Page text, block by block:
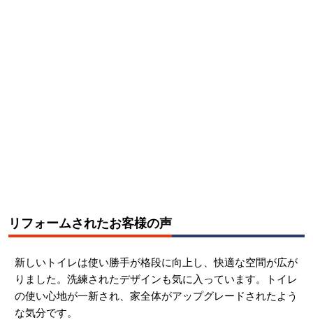
リフォームされたお客様の声
新しいトイレは使い勝手が格段に向上し、快適な空間が広が
りました。洗練されたデザインも気に入っています。トイレ
の使い心地が一新され、家全体がアップグレードされたよう
な気分です。